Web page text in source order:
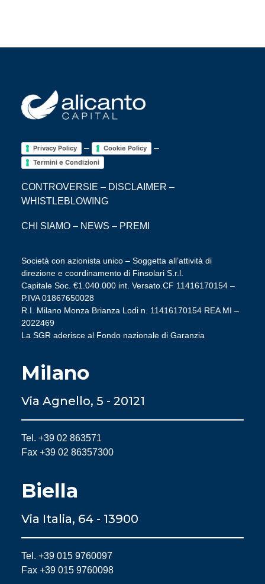
Privacy Policy – Cookie Policy –
Termini e Condizioni
CONTROVERSIE – DISCLAIMER –
WHISTLEBLOWING
CHI SIAMO – NEWS – PREMI
Società con azionista unico – Soggetta all’attività di
direzione e coordinamento di Finsolari S.r.l.
Capitale Soc. €1.040.000 int. Versato.CF 11416170154 –
P.IVA 01867650028
R.I. Milano Monza Brianza Lodi n. 11416170154 REA MI –
2022469
La SGR aderisce al Fondo nazionale di Garanzia
Milano
Via Agnello, 5 - 20121
Tel. +39 02 863571
Fax +39 02 86357300
Biella
Via Italia, 64 - 13900
Tel. +39 015 9760097
Fax +39 015 9760098